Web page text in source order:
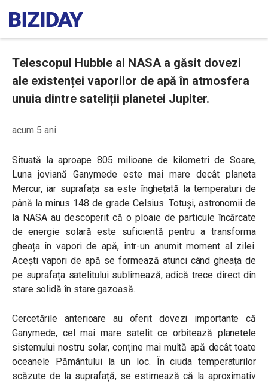
Telescopul Hubble al NASA a găsit dovezi
ale existenței vaporilor de apă în atmosfera
unuia dintre sateliții planetei Jupiter.
acum 5 ani
Situată la aproape 805 milioane de kilometri de Soare,
Luna joviană Ganymede este mai mare decât planeta
Mercur, iar suprafața sa este înghețată la temperaturi de
până la minus 148 de grade Celsius. Totuși, astronomii de
la NASA au descoperit că o ploaie de particule încărcate
de energie solară este suficientă pentru a transforma
gheața în vapori de apă, într-un anumit moment al zilei.
Acești vapori de apă se formează atunci când gheața de
pe suprafața satelitului sublimează, adică trece direct din
stare solidă în stare gazoasă.
Cercetările anterioare au oferit dovezi importante că
Ganymede, cel mai mare satelit ce orbitează planetele
sistemului nostru solar, conține mai multă apă decât toate
oceanele Pământului la un loc. În ciuda temperaturilor
scăzute de la suprafață, se estimează că la aproximativ